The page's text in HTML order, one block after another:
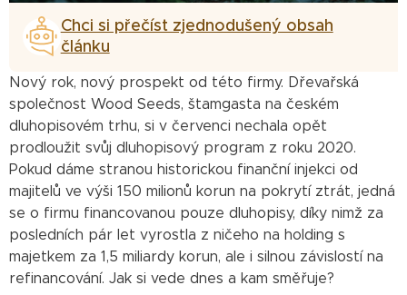
Chci si přečíst zjednodušený obsah
článku
Nový rok, nový prospekt od této firmy. Dřevařská
společnost Wood Seeds, štamgasta na českém
dluhopisovém trhu, si v červenci nechala opět
prodloužit svůj dluhopisový program z roku 2020.
Pokud dáme stranou historickou finanční injekci od
majitelů ve výši 150 milionů korun na pokrytí ztrát, jedná
se o firmu financovanou pouze dluhopisy, díky nimž za
posledních pár let vyrostla z ničeho na holding s
majetkem za 1,5 miliardy korun, ale i silnou závislostí na
refinancování. Jak si vede dnes a kam směřuje?